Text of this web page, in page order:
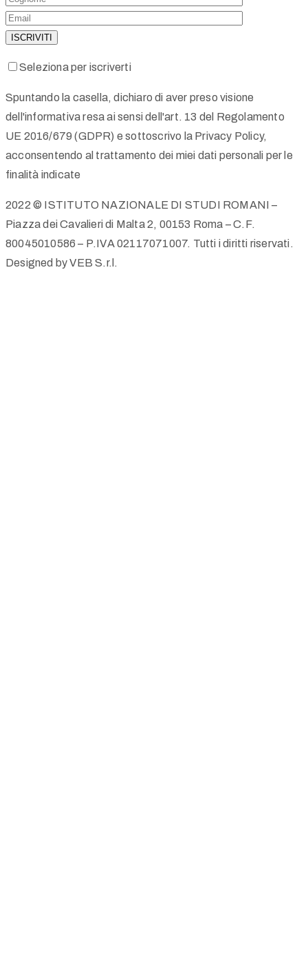
Seleziona per iscriverti
Spuntando la casella, dichiaro di aver preso visione
dell'informativa resa ai sensi dell'art. 13 del Regolamento
UE 2016/679 (GDPR) e sottoscrivo la Privacy Policy,
acconsentendo al trattamento dei miei dati personali per le
finalità indicate
2022 © ISTITUTO NAZIONALE DI STUDI ROMANI –
Piazza dei Cavalieri di Malta 2, 00153 Roma – C.F.
80045010586 – P.IVA 02117071007. Tutti i diritti riservati.
Designed by VEB S.r.l.